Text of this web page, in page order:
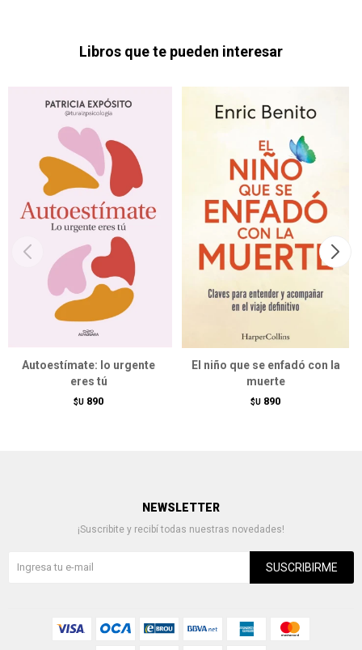
Libros que te pueden interesar
Autoestímate: lo urgente
eres tú
$U 890
El niño que se enfadó con la
muerte
$U 890
NEWSLETTER
¡Suscribite y recibí todas nuestras novedades!
SUSCRIBIRME